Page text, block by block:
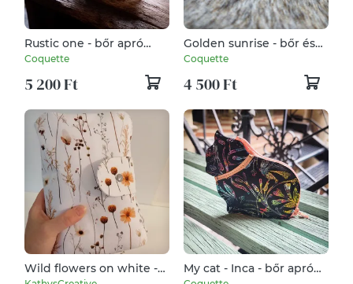
Rustic one - bőr apró
tartó
Coquette
5 200 Ft
Golden sunrise - bőr és
nemesacél fülbevaló
Coquette
4 500 Ft
Wild flowers on white -
Pelenkázó neszesszer,
My cat - Inca - bőr apró
tartó